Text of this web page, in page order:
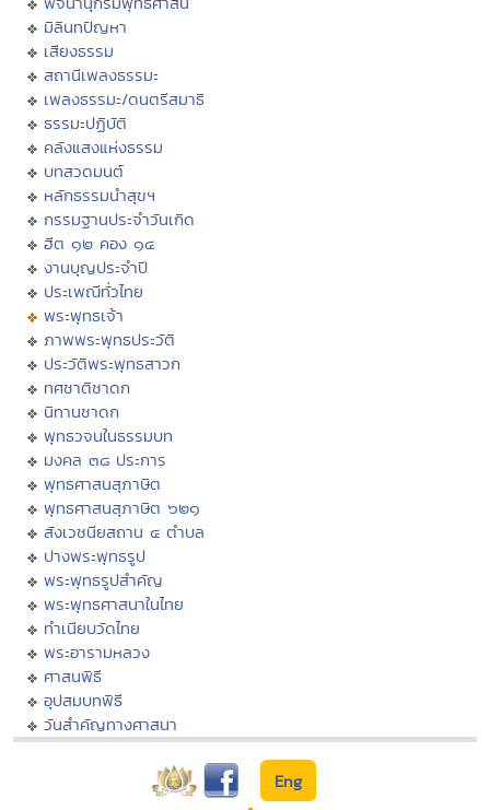
มิลินทปัญหา
เสียงธรรม
สถานีเพลงธรรมะ
เพลงธรรมะ/ดนตรีสมาธิ
ธรรมะปฏิบัติ
คลังแสงแห่งธรรม
บทสวดมนต์
หลักธรรมนำสุขฯ
กรรมฐานประจำวันเกิด
ฮีต ๑๒ คอง ๑๔
งานบุญประจำปี
ประเพณีทั่วไทย
พระพุทธเจ้า
ภาพพระพุทธประวัติ
ประวัติพระพุทธสาวก
ทศชาติชาดก
นิทานชาดก
พุทธวจนในธรรมบท
มงคล ๓๘ ประการ
พุทธศาสนสุภาษิต
พุทธศาสนสุภาษิต ๖๒๑
สังเวชนียสถาน ๔ ตำบล
ปางพระพุทธรูป
พระพุทธรูปสำคัญ
พระพุทธศาสนาในไทย
ทำเนียบวัดไทย
พระอารามหลวง
ศาสนพิธี
อุปสมบทพิธี
วันสำคัญทางศาสนา
Eng